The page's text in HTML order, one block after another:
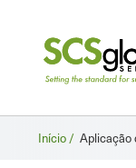
Início / Aplicação